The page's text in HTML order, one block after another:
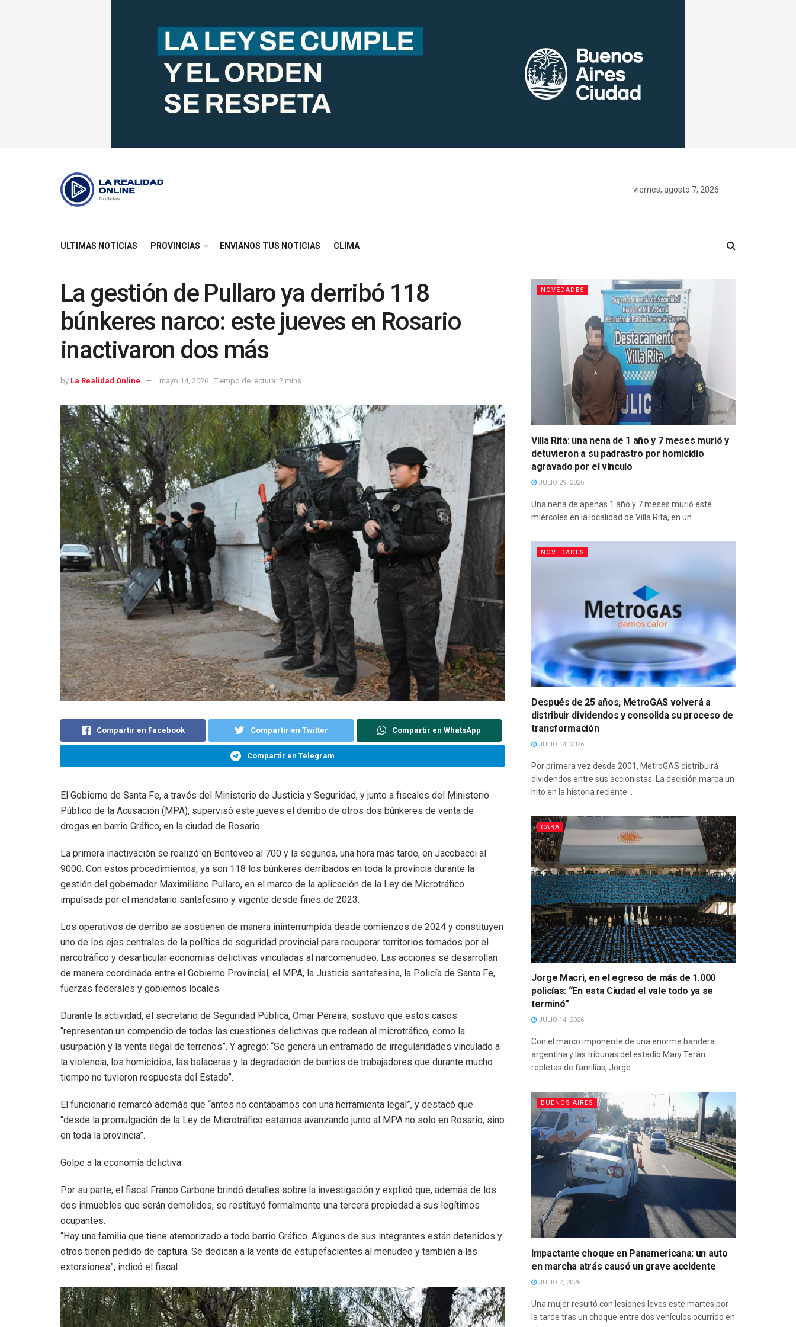
viernes, agosto 7, 2026
ULTIMAS NOTICIAS PROVINCIAS ENVIANOS TUS NOTICIAS CLIMA
La gestión de Pullaro ya derribó 118
búnkeres narco: este jueves en Rosario
inactivaron dos más
by La Realidad Online mayo 14, 2026 Tiempo de lectura: 2 mins
Compartir en Facebook Compartir en Twitter Compartir en WhatsApp
Compartir en Telegram
El Gobierno de Santa Fe, a través del Ministerio de Justicia y Seguridad, y junto a fiscales del Ministerio
Público de la Acusación (MPA), supervisó este jueves el derribo de otros dos búnkeres de venta de
drogas en barrio Gráfico, en la ciudad de Rosario.
La primera inactivación se realizó en Benteveo al 700 y la segunda, una hora más tarde, en Jacobacci al
9000. Con estos procedimientos, ya son 118 los búnkeres derribados en toda la provincia durante la
gestión del gobernador Maximiliano Pullaro, en el marco de la aplicación de la Ley de Microtráfico
impulsada por el mandatario santafesino y vigente desde fines de 2023.
Los operativos de derribo se sostienen de manera ininterrumpida desde comienzos de 2024 y constituyen
uno de los ejes centrales de la política de seguridad provincial para recuperar territorios tomados por el
narcotráfico y desarticular economías delictivas vinculadas al narcomenudeo. Las acciones se desarrollan
de manera coordinada entre el Gobierno Provincial, el MPA, la Justicia santafesina, la Policía de Santa Fe,
fuerzas federales y gobiernos locales.
Durante la actividad, el secretario de Seguridad Pública, Omar Pereira, sostuvo que estos casos
“representan un compendio de todas las cuestiones delictivas que rodean al microtráfico, como la
usurpación y la venta ilegal de terrenos”. Y agregó: “Se genera un entramado de irregularidades vinculado a
la violencia, los homicidios, las balaceras y la degradación de barrios de trabajadores que durante mucho
tiempo no tuvieron respuesta del Estado”.
El funcionario remarcó además que “antes no contábamos con una herramienta legal”, y destacó que
“desde la promulgación de la Ley de Microtráfico estamos avanzando junto al MPA no solo en Rosario, sino
en toda la provincia”.
Golpe a la economía delictiva
Por su parte, el fiscal Franco Carbone brindó detalles sobre la investigación y explicó que, además de los
dos inmuebles que serán demolidos, se restituyó formalmente una tercera propiedad a sus legítimos
ocupantes.
“Hay una familia que tiene atemorizado a todo barrio Gráfico. Algunos de sus integrantes están detenidos y
otros tienen pedido de captura. Se dedican a la venta de estupefacientes al menudeo y también a las
extorsiones”, indicó el fiscal.
Reproductor
de
video
NOVEDADES
Villa Rita: una nena de 1 año y 7 meses murió y
detuvieron a su padrastro por homicidio
agravado por el vínculo
JULIO 29, 2026
Una nena de apenas 1 año y 7 meses murió este
miércoles en la localidad de Villa Rita, en un...
NOVEDADES
Después de 25 años, MetroGAS volverá a
distribuir dividendos y consolida su proceso de
transformación
JULIO 14, 2026
Por primera vez desde 2001, MetroGAS distribuirá
dividendos entre sus accionistas. La decisión marca un
hito en la historia reciente...
CABA
Jorge Macri, en el egreso de más de 1.000
policías: “En esta Ciudad el vale todo ya se
terminó”
JULIO 14, 2026
Con el marco imponente de una enorme bandera
argentina y las tribunas del estadio Mary Terán
repletas de familias, Jorge...
BUENOS AIRES
Impactante choque en Panamericana: un auto
en marcha atrás causó un grave accidente
JULIO 7, 2026
Una mujer resultó con lesiones leves este martes por
la tarde tras un choque entre dos vehículos ocurrido en